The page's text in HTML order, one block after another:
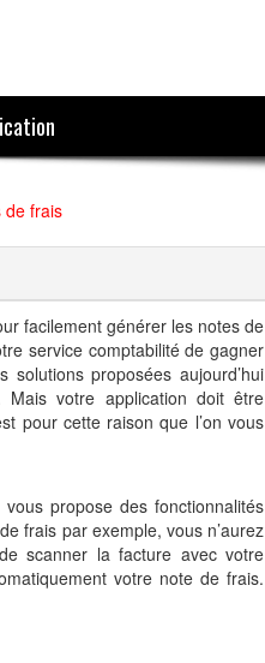
de frais
facilement générer les notes de
service comptabilité de gagner
proposées aujourd’hui
Mais votre application doit être
pour cette raison que l’on vous
propose des fonctionnalités
frais par exemple, vous n’aurez
scanner la facture avec votre
votre note de frais.